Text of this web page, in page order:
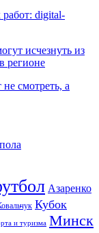
digital-
исчезнуть из
регионе
смотреть, а
Азаренко
Кубок
и туризма Минск